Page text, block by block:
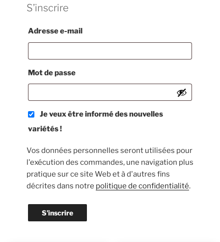
S’inscrire
Adresse e-mail
Mot de passe
Je veux être informé des nouvelles
variétés !
Vos données personnelles seront utilisées pour
l'exécution des commandes, une navigation plus
pratique sur ce site Web et à d'autres fins
décrites dans notre politique de confidentialité.
S’inscrire